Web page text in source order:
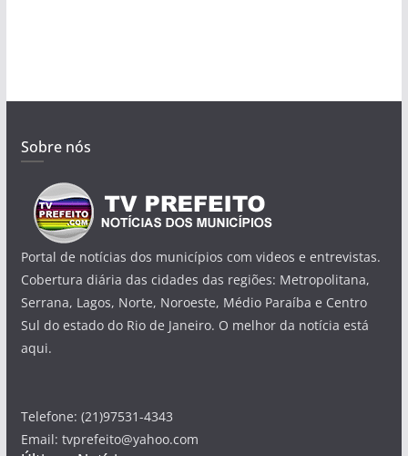
Sobre nós
Portal de notícias dos municípios com videos e entrevistas.
Cobertura diária das cidades das regiões: Metropolitana,
Serrana, Lagos, Norte, Noroeste, Médio Paraíba e Centro
Sul do estado do Rio de Janeiro. O melhor da notícia está
aqui.
Telefone: (21)97531-4343
Email: tvprefeito@yahoo.com